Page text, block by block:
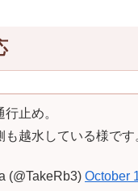
止め。
越水している様です
(@TakeRb3) October